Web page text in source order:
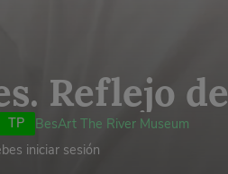
Reflejo de
TP
BesArt The River Museum
iniciar sesión